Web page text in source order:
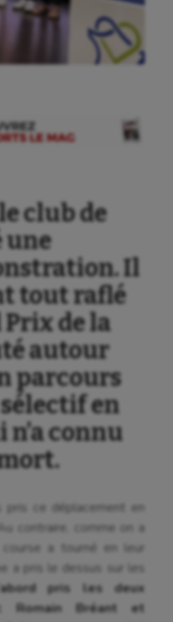
club de
une
Il
tout raflé
Prix de la
autour
parcours
en
n’a connu
pris ce déplacement en
contraire, comme on a
a tourné en leur
a pris le dessus sur les
pris les deux
Romain Bréant et